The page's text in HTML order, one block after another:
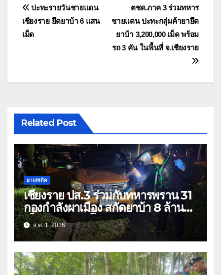
แนะแนว
เรื่อง
ตชด.ภาค 3 ร่วมทหาร
ชายแดน ปะทะกลุ่มค้ายายึด
ยาบ้า 3,200,000 เม็ด พร้อม
รถ 3 คัน ในพื้นที่ จ.เชียงราย
ปะทะรายวันชายแดน
เชียงราย ยึดยาบ้า 6 แสน
เม็ด
Related Post
ยาเสพติด
เชียงราย ปส.3 ร่วมกับทหารพราน 31
กองกำลังผาเมือง สกัดยาบ้า 8 ล้าน
เม็ด เครือข่าย โล่ง แซ่ลี
ส.ค. 1, 2026